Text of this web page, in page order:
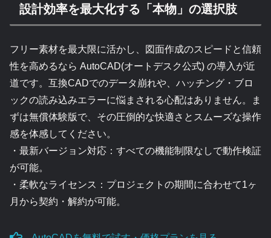
設計効率を最大化する「本物」の選択肢
フリー素材を最大限に活かし、図面作成のスピードと信頼
性を高めるなら AutoCAD(オートデスク公式) の導入が近
道です。互換CADでのデータ崩れや、ハッチング・ブロ
ックの読み込みエラーに悩まされる心配はありません。ま
ずは無償体験版で、その圧倒的な快適さとスムーズな操作
感を体感してください。
・最新バージョン対応：すべての機能制限なしで動作検証
が可能。
・柔軟なライセンス：プロジェクトの期間に合わせて1ヶ
月から契約・解約が可能。